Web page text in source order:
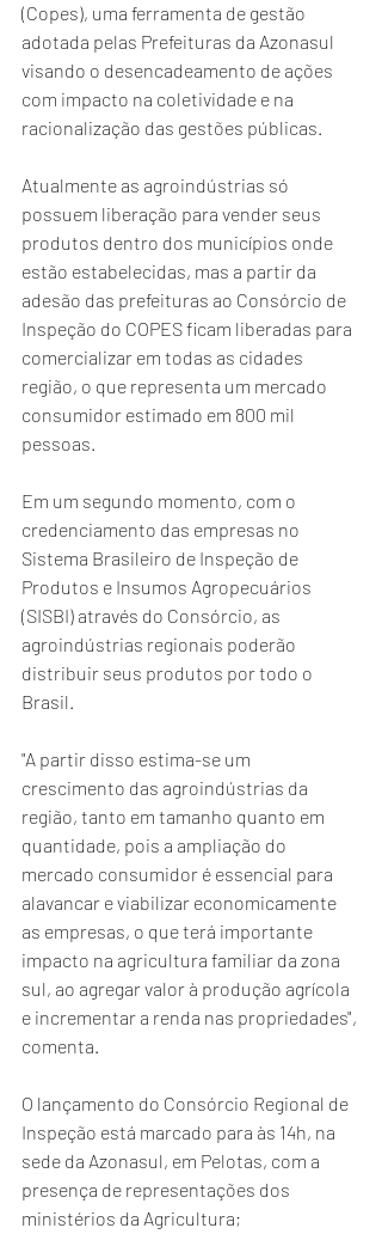
(Copes), uma ferramenta de gestão
adotada pelas Prefeituras da Azonasul
visando o desencadeamento de ações
com impacto na coletividade e na
racionalização das gestões públicas.
Atualmente as agroindústrias só
possuem liberação para vender seus
produtos dentro dos municípios onde
estão estabelecidas, mas a partir da
adesão das prefeituras ao Consórcio de
Inspeção do COPES ficam liberadas para
comercializar em todas as cidades
região, o que representa um mercado
consumidor estimado em 800 mil
pessoas.
Em um segundo momento, com o
credenciamento das empresas no
Sistema Brasileiro de Inspeção de
Produtos e Insumos Agropecuários
(SISBI) através do Consórcio, as
agroindústrias regionais poderão
distribuir seus produtos por todo o
Brasil.
"A partir disso estima-se um
crescimento das agroindústrias da
região, tanto em tamanho quanto em
quantidade, pois a ampliação do
mercado consumidor é essencial para
alavancar e viabilizar economicamente
as empresas, o que terá importante
impacto na agricultura familiar da zona
sul, ao agregar valor à produção agrícola
e incrementar a renda nas propriedades",
comenta.
O lançamento do Consórcio Regional de
Inspeção está marcado para às 14h, na
sede da Azonasul, em Pelotas, com a
presença de representações dos
ministérios da Agricultura;